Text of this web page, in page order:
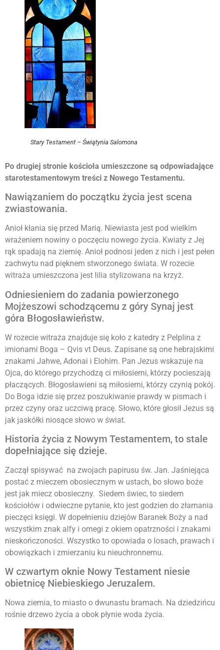
Stary Testament – Świątynia Salomona
Po drugiej stronie kościoła umieszczone są odpowiadające
starotestamentowym treści z Nowego Testamentu.
Nawiązaniem do początku życia jest scena
zwiastowania.
Anioł kłania się przed Marią. Niewiasta jest pod wielkim
wrażeniem nowiny o poczęciu nowego życia. Kwiaty z Jej
rąk spadają na ziemię. Anioł podnosi jeden z nich i jest pełen
zachwytu nad pięknem stworzonego świata. W rozecie
witraża umieszczona jest lilia stylizowana na krzyż.
Odniesieniem do zadania powierzonego
Mojżeszowi schodzącemu z góry Synaj jest
góra Błogosławieństw.
W rozecie witraża znajduje się koło z katedry z Pelplina z
imionami Boga – Qvis vt Deus. Zapisane są one hebrajskimi
znakami Jahwe, Adonai i Elohim. Pan Jezus wskazuje na
Ojca, do którego przychodzą ci miłosierni, którzy pocieszają
płaczących. Błogosławieni są miłosierni, którzy czynią pokój.
Do Boga idzie się przez poszukiwanie prawdy w pismach i
przez czyny oraz uczciwą pracę. Słowo, które głosił Jezus są
jak jaskółki niosące słowo w świat.
Historia życia z Nowym Testamentem, to stale
dopełniające się dzieje.
Zaczął spisywać na zwojach papirusu św. Jan. Jaśniejąca
postać z mieczem obosiecznym w ustach, bo słowo boże
jest jak miecz obosieczny. Siedem świec, to siedem
kościołów i odwieczne pytanie, kto jest godzien do złamania
pieczęci księgi. W dopełnieniu dziejów Baranek Boży a nad
wszystkim znak alfy i omegi z okiem opatrzności i znakami
nieskończoności. Wszystko to opowiada o losach, prawach i
obowiązkach i zmierzaniu ku nieuchronnemu.
W czwartym oknie Nowy Testament niesie
obietnicę Niebieskiego Jeruzalem.
Nowa ziemia, to miasto o dwunastu bramach. Na dziedzińcu
rośnie drzewo życia a obok płynie woda życia.